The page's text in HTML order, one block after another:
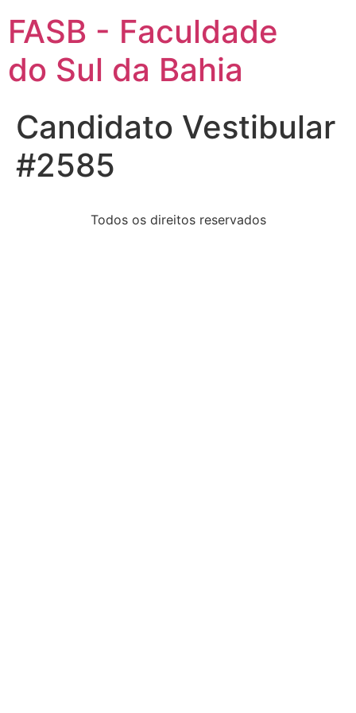
FASB - Faculdade
do Sul da Bahia
Candidato Vestibular
#2585
Todos os direitos reservados